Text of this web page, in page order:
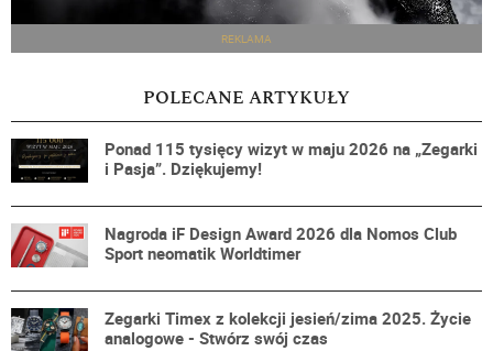
REKLAMA
POLECANE ARTYKUŁY
Ponad 115 tysięcy wizyt w maju 2026 na „Zegarki
i Pasja”. Dziękujemy!
Nagroda iF Design Award 2026 dla Nomos Club
Sport neomatik Worldtimer
Zegarki Timex z kolekcji jesień/zima 2025. Życie
analogowe - Stwórz swój czas